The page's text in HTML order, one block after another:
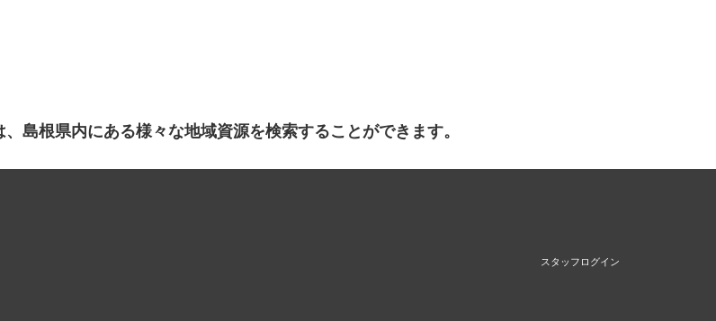
島根県内にある様々な地域資源を検索することができます。
スタッフログイン